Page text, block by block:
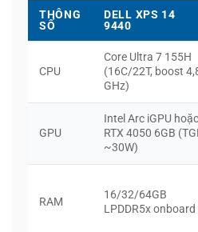
THÔNG
SỐ
DELL XPS 14
9440
CPU
Core Ultra 7 155H
(16C/22T, boost
GHz)
GPU
Intel Arc iGPU hoặc
RTX 4050 6GB
~30W)
RAM
16/32/64GB
LPDDR5x onboard